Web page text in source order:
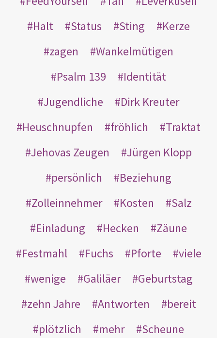
Halt
Status Sting
Kerze
zagen
Wankelmütigen
Psalm 139
Identität
Jugendliche
Dirk Kreuter
Heuschnupfen
fröhlich
Traktat
Jehovas Zeugen
Jürgen Klopp
persönlich
Beziehung
Zolleinnehmer
Kosten
Salz
Einladung
Hecken
Zäune
Festmahl
Fuchs Pforte
viele
wenige
Galiläer
Geburtstag
zehn Jahre
Antworten
bereit
plötzlich
mehr Scheune